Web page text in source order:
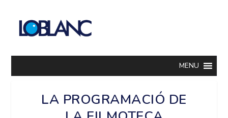
MENU
LA PROGRAMACIÓ DE